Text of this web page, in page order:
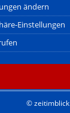
ändern
Einstellungen
© zeitimblick